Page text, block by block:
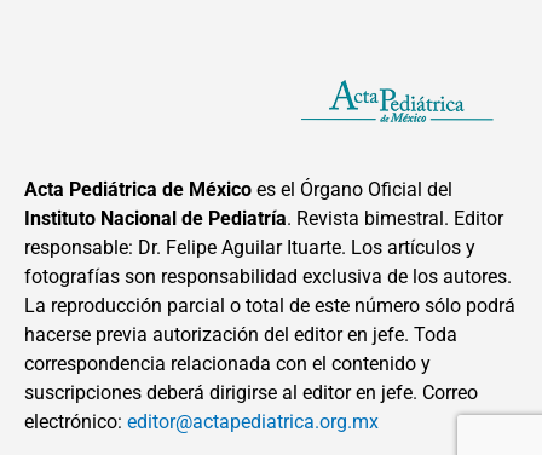
Acta Pediátrica de México es el Órgano Oficial del
Instituto Nacional de Pediatría. Revista bimestral. Editor
responsable: Dr. Felipe Aguilar Ituarte. Los artículos y
fotografías son responsabilidad exclusiva de los autores.
La reproducción parcial o total de este número sólo podrá
hacerse previa autorización del editor en jefe. Toda
correspondencia relacionada con el contenido y
suscripciones deberá dirigirse al editor en jefe. Correo
electrónico: editor@actapediatrica.org.mx